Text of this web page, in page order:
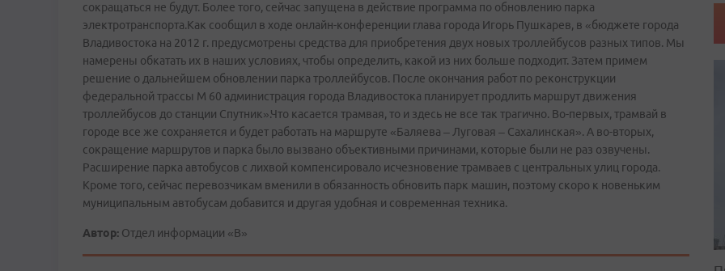
сокращаться не будут. Более того, сейчас запущена в действие программа по обновлению парка
электротранспорта.Как сообщил в ходе онлайн-конференции глава города Игорь Пушкарев, в «бюджете города
Владивостока на 2012 г. предусмотрены средства для приобретения двух новых троллейбусов разных типов. Мы
намерены обкатать их в наших условиях, чтобы определить, какой из них больше подходит. Затем примем
решение о дальнейшем обновлении парка троллейбусов. После окончания работ по реконструкции
федеральной трассы М 60 администрация города Владивостока планирует продлить маршрут движения
троллейбусов до станции Спутник».Что касается трамвая, то и здесь не все так трагично. Во-первых, трамвай в
городе все же сохраняется и будет работать на маршруте «Баляева – Луговая – Сахалинская». А во-вторых,
сокращение маршрутов и парка было вызвано объективными причинами, которые были не раз озвучены.
Расширение парка автобусов с лихвой компенсировало исчезновение трамваев с центральных улиц города.
Кроме того, сейчас перевозчикам вменили в обязанность обновить парк машин, поэтому скоро к новеньким
муниципальным автобусам добавится и другая удобная и современная техника.
Автор: Отдел информации «В»